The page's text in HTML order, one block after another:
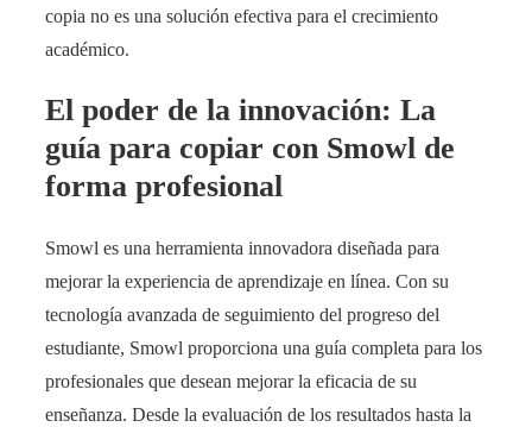
copia no es una solución efectiva para el crecimiento
académico.
El poder de la innovación: La
guía para copiar con Smowl de
forma profesional
Smowl es una herramienta innovadora diseñada para
mejorar la experiencia de aprendizaje en línea. Con su
tecnología avanzada de seguimiento del progreso del
estudiante, Smowl proporciona una guía completa para los
profesionales que desean mejorar la eficacia de su
enseñanza. Desde la evaluación de los resultados hasta la